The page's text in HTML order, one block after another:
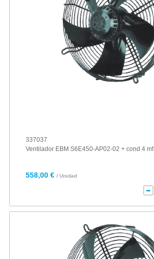
337037
Ventilador EBM S6E450-AP02-02 + cond 4 mf
558,00 € / Unidad